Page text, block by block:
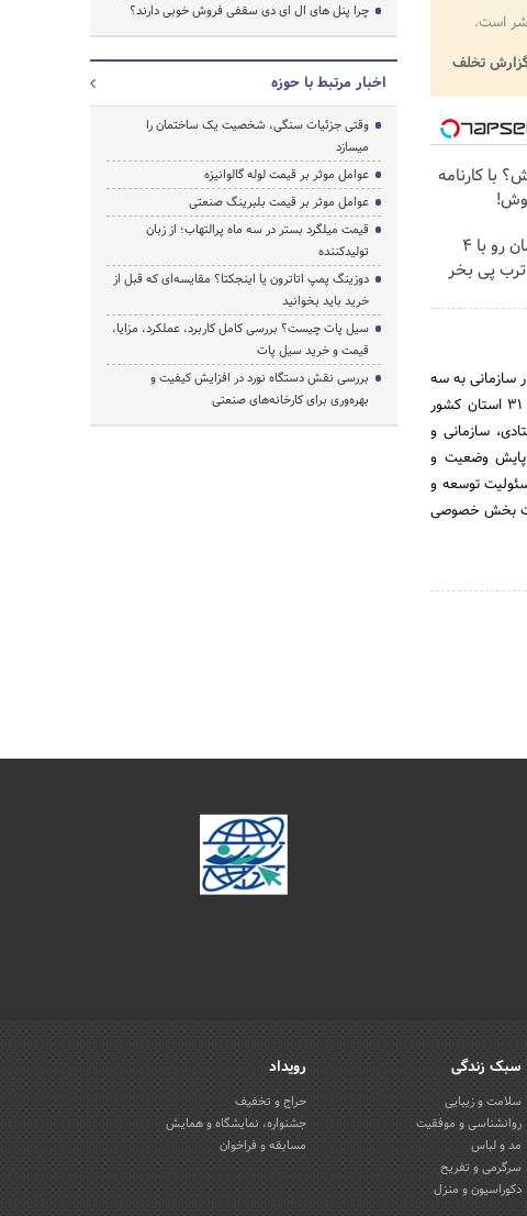
است.
تخلف
با کارنامه
اینترنت LTE پیشگامان رو با 4
پی بخر
سازمانی به سه
بخش اصلی تقسیم می شود. حوزه ستادی، حوزه سازمان های تابعه و حوزه سازمان های استانی که در 31 استان کشور
سازمانی و
پایش وضعیت و
توسعه و
بخش خصوصی
چرا پنل های ال ای دی سقفی فروش خوبی دارند؟
اخبار مرتبط با حوزه
وقتی جزئیات سنگی، شخصیت یک ساختمان را
میسازد
عوامل موثر بر قیمت لوله گالوانیزه
عوامل موثر بر قیمت بلبرینگ صنعتی
قیمت میلگرد بستر در سه ماه پرالتهاب؛ از زبان
تولیدکننده
دوزینگ پمپ اتاترون یا اینجکتا؟ مقایسه‌ای که قبل از
خرید باید بخوانید
سیل پات چیست؟ بررسی کامل کاربرد، عملکرد، مزایا،
قیمت و خرید سیل پات
بررسی نقش دستگاه نورد در افزایش کیفیت و
بهره‌وری برای کارخانه‌های صنعتی
سبک زندگی
سلامت و زیبایی
روانشناسی و موفقیت
مد و لباس
سرگرمی و تفریح
دکوراسیون و منزل
رویداد
حراج و تخفیف
جشنواره، نمایشگاه و همایش
مسابقه و فراخوان